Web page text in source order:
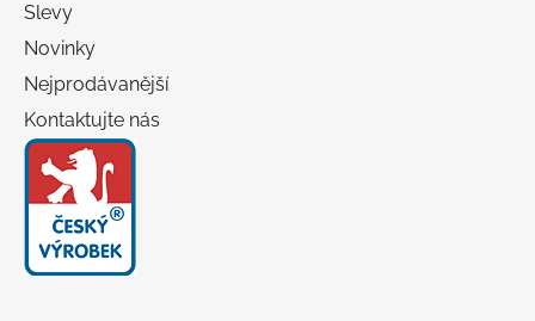
Slevy
Novinky
Nejprodávanější
Kontaktujte nás